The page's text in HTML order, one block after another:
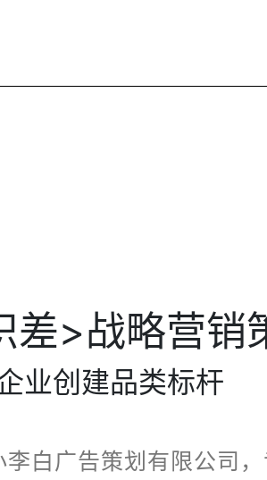
差>战略营销
业创建品类标杆
李白广告策划有限公司